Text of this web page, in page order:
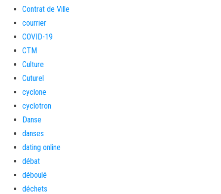
Contrat de Ville
courrier
COVID-19
CTM
Culture
Cuturel
cyclone
cyclotron
Danse
danses
dating online
débat
déboulé
déchets